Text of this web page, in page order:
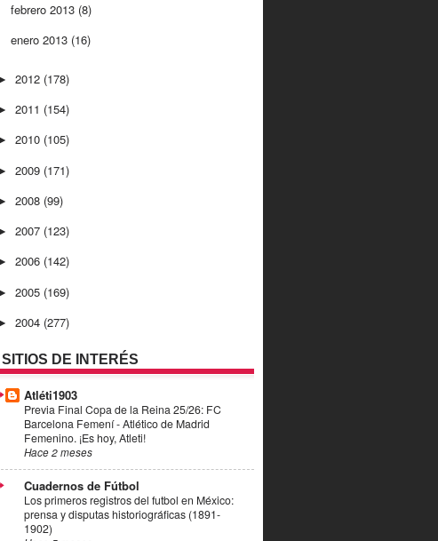
febrero 2013 (8)
enero 2013 (16)
2012 (178)
2011 (154)
2010 (105)
2009 (171)
2008 (99)
2007 (123)
2006 (142)
2005 (169)
2004 (277)
SITIOS DE INTERÉS
Atléti1903
Previa Final Copa de la Reina 25/26: FC
Barcelona Femení - Atlético de Madrid
Femenino. ¡Es hoy, Atleti!
Hace 2 meses
Cuadernos de Fútbol
Los primeros registros del futbol en México:
prensa y disputas historiográficas (1891-
1902)